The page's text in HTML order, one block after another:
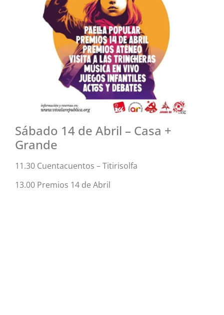
Sábado 14 de Abril – Casa +
Grande
11.30 Cuentacuentos – Titirisolfa
13.00 Premios 14 de Abril